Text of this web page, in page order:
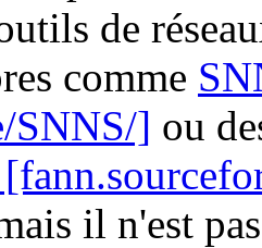
de
comme
SNNS/] ou
il n'est